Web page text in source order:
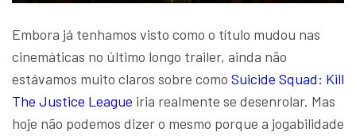
Embora já tenhamos visto como o título mudou nas
cinemáticas no último longo trailer, ainda não
estávamos muito claros sobre como Suicide Squad: Kill
The Justice League iria realmente se desenrolar. Mas
hoje não podemos dizer o mesmo porque a jogabilidade